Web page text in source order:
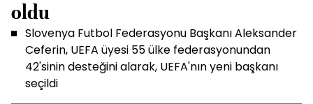
oldu
Slovenya Futbol Federasyonu Başkanı Aleksander
Ceferin, UEFA üyesi 55 ülke federasyonundan
42'sinin desteğini alarak, UEFA'nın yeni başkanı
seçildi